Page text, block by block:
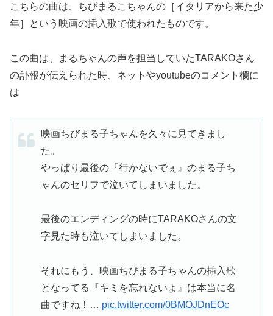
こちらの曲は、ちびまるこちゃんの［イタリアから来た少
年］という映画の挿入歌で使われたものです。
この曲は、まるちゃんの声を担当していたTARAKOさん
の訃報が伝えられた時、ネットやyoutubeのコメント欄に
は
映画ちびまる子ちゃんを久々に見てきまし
た。
やっぱり最後の『行かないでぇ』のまる子ち
ゃんのセリフで泣いてしまいました。
最後のエンディングの時にTARAKOさんの文
字見た時も泣いてしまいました。
それにもう、映画ちびまる子ちゃんの挿入歌
となってる『キミを忘れないよ』は本当に名
曲ですね！… pic.twitter.com/0BMOJDnEOc